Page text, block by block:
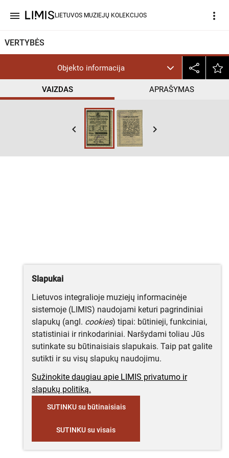
menu LIETUVOS MUZIEJŲ KOLEKCIJOS more_vert
VERTYBĖS
Objekto informacija
VAIZDAS APRAŠYMAS
keyboard_arrow_left keyboard_arrow_right
Slapukai
Lietuvos integralioje muziejų informacinėje
sistemoje (LIMIS) naudojami keturi pagrindiniai
slapukų (angl. cookies) tipai: būtinieji, funkciniai,
statistiniai ir rinkodariniai. Naršydami toliau Jūs
sutinkate su būtinaisiais slapukais. Taip pat galite
sutikti ir su visų slapukų naudojimu.
Sužinokite daugiau apie LIMIS privatumo ir
slapukų politiką.
SUTINKU su būtinaisiais
SUTINKU su visais